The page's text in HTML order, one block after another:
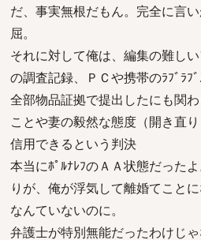
だ、事実無根だもん。完全に言
屈。
それに対して俺は、編集の難し
の調査記録、ＰＣや携帯のﾗﾌﾞﾗﾌﾞ
全部物品証拠で提出したにも関
ことや妻の毅然な態度（開き直
信用できるという判決
本当にﾎﾟﾙﾅﾚﾌのＡＡ状態だった
りが、俺が浮気して離婚てこと
なんていないのに。
弁護士が特別無能だったわけじ